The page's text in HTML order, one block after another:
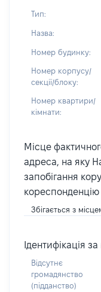
Тип:
Назва:
Номер будинку:
Номер корпусу/
секції/блоку:
Номер квартири/
кімнати:
Місце
адреса, на яку
запобігання
кореспонденцію
Збігається з
Ідентифікація
Відсутнє
громадянство
(підданство)